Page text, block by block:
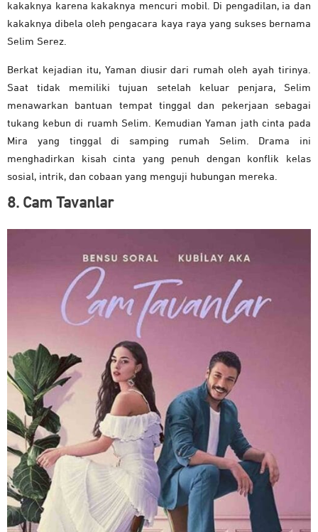
kakaknya karena kakaknya mencuri mobil. Di pengadilan, ia dan
kakaknya dibela oleh pengacara kaya raya yang sukses bernama
Selim Serez.
Berkat kejadian itu, Yaman diusir dari rumah oleh ayah tirinya.
Saat tidak memiliki tujuan setelah keluar penjara, Selim
menawarkan bantuan tempat tinggal dan pekerjaan sebagai
tukang kebun di ruamh Selim. Kemudian Yaman jath cinta pada
Mira yang tinggal di samping rumah Selim. Drama ini
menghadirkan kisah cinta yang penuh dengan konflik kelas
sosial, intrik, dan cobaan yang menguji hubungan mereka.
8. Cam Tavanlar